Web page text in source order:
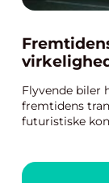
Flyvende
fremtidens
futuristiske